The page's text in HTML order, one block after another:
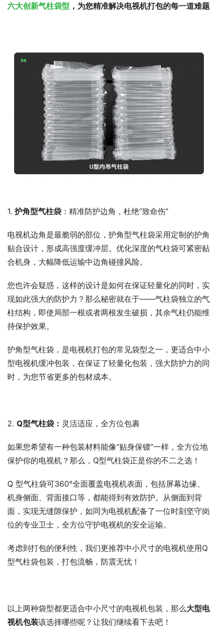
六大创新气柱袋型 ，为您精准解决电视机打包的每一道难题
1. 护角型气柱袋 ：精准防护边角，杜绝“致命伤”
电视机边角是最脆弱的部位，护角型气柱袋采用定制的护角
贴合设计，形成高强度缓冲层。优化深度的气柱袋可紧密贴
合机身，大幅降低运输中边角碰撞风险。
您也许会疑惑，这样的设计是如何在保证轻量化的同时，实
现如此强大的防护力？那么秘密就在于——气柱袋独立的气
柱结构，即使局部一根或者两根发生破损，其余气柱仍能维
持保护效果。
护角型气柱袋，是电视机打包的常见袋型之一，更适合中小
型电视机缓冲包装，在保证了轻量化包装，强大防护力的同
时，为您节省更多的包材成本。
2. Q型气柱袋： 灵活适应，全方位包裹
如果您希望有一种包装材料能像“贴身保镖”一样，全方位地
保护你的电视机？那么，Q型气柱袋正是你的不二之选！
Q 型气柱袋可360°全面覆盖电视机表面，包括屏幕边缘、
机身侧面、背面接口等，都能得到有效防护。从侧面到背
面，实现无缝隙保护，如同为电视机配备了一位时刻坚守岗
位的专业卫士，全方位守护电视机的安全运输。
考虑到打包的便利性，我们更推荐中小尺寸的电视机使用Q
型气柱袋包装，打包流畅，防震无忧！
以上两种袋型都更适合中小尺寸的电视机包装，那么大型电
视机包装该选择哪些呢？让我们继续看下去吧！